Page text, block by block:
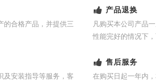
的合格产品，并提供三
产品退换
凡购买本公司产品
性能完好的情况下
及安装指导等服务，客
售后服务
在购买日起一年内